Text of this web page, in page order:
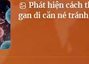
Phát hiện cách
gan di căn né